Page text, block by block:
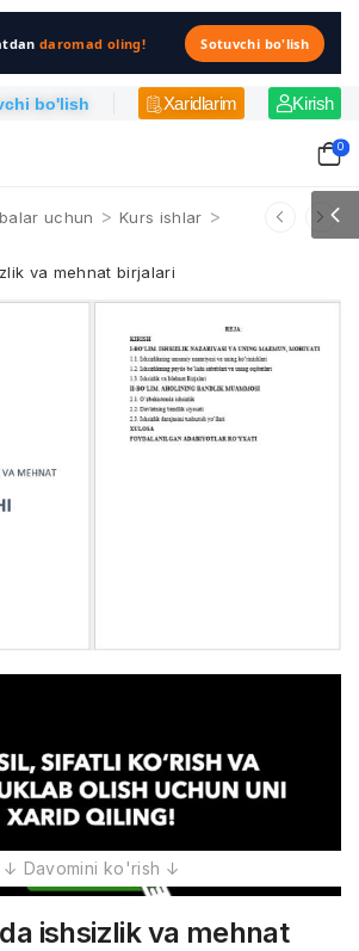
daromad oling! Sotuvchi bo'lish
bo'lish Xaridlarim Kirish
0
uchun > Kurs ishlar >
va mehnat birjalari
ishsizlik va mehnat